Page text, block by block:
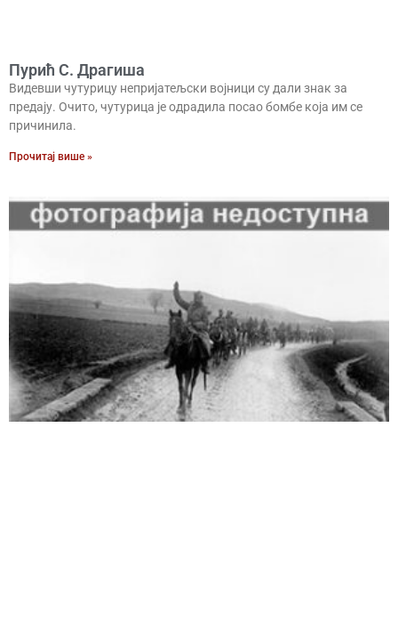
Пурић С. Драгиша
Видевши чутурицу непријатељски војници су дали знак за
предају. Очито, чутурица је одрадила посао бомбе која им се
причинила.
Прочитај више »